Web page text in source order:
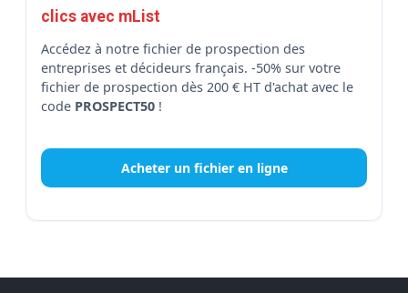
clics avec mList
Accédez à notre fichier de prospection des
entreprises et décideurs français. -50% sur votre
fichier de prospection dès 200 € HT d'achat avec le
code PROSPECT50 !
Acheter un fichier en ligne